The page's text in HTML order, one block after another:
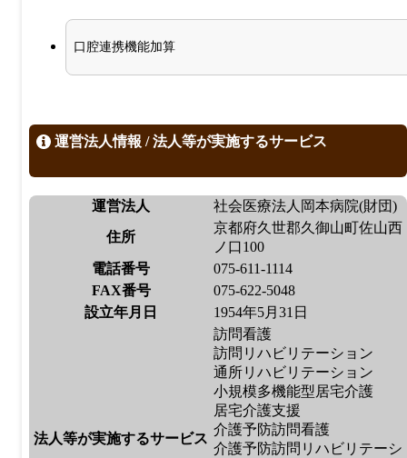
口腔連携機能加算
運営法人情報 / 法人等が実施するサービス
運営法人
社会医療法人岡本病院(財団)
住所
京都府久世郡久御山町佐山西
ノ口100
電話番号
075-611-1114
FAX番号
075-622-5048
設立年月日
1954年5月31日
法人等が実施するサービス
訪問看護
訪問リハビリテーション
通所リハビリテーション
小規模多機能型居宅介護
居宅介護支援
介護予防訪問看護
介護予防訪問リハビリテーシ